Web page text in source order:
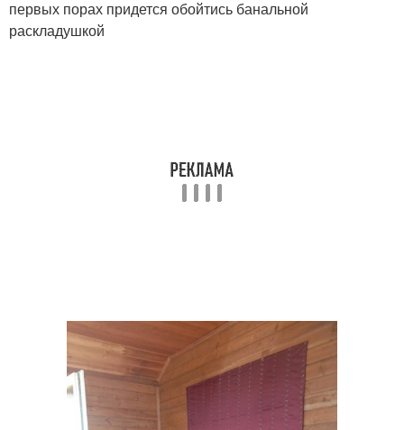
первых порах придется обойтись банальной
раскладушкой